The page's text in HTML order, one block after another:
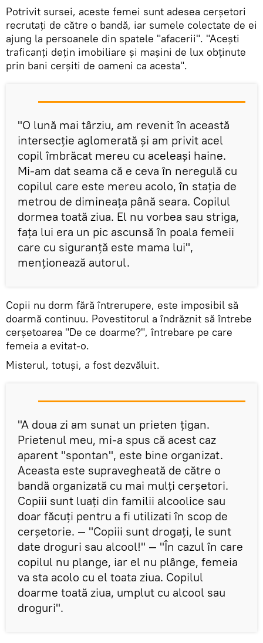
Potrivit sursei, aceste femei sunt adesea cerșetori
recrutați de către o bandă, iar sumele colectate de ei
ajung la persoanele din spatele "afacerii". "Aceşti
traficanți deţin imobiliare şi maşini de lux obţinute
prin bani cerşiti de oameni ca acesta".
"O lună mai târziu, am revenit în această
intersecție aglomerată și am privit acel
copil îmbrăcat mereu cu aceleași haine.
Mi-am dat seama că e ceva în neregulă cu
copilul care este mereu acolo, în stația de
metrou de dimineața până seara. Copilul
dormea ​​toată ziua. El nu vorbea sau striga,
fața lui era un pic ascunsă în poala femeii
care cu siguranță este mama lui",
menţionează autorul.
Copii nu dorm fără întrerupere, este imposibil să
doarmă continuu. Povestitorul a îndrăznit să întrebe
cerşetoarea "De ce doarme?", întrebare pe care
femeia a evitat-o.
Misterul, totuşi, a fost dezvăluit.
"A doua zi am sunat un prieten țigan.
Prietenul meu, mi-a spus că acest caz
aparent "spontan", este bine organizat.
Aceasta este supravegheată de către o
bandă organizată cu mai mulţi cerşetori.
Copiii sunt luaţi din familii alcoolice sau
doar făcuţi pentru a fi utilizati în scop de
cerșetorie. — "Copiii sunt drogaţi, le sunt
date droguri sau alcool!" — "În cazul în care
copilul nu plange, iar el nu plânge, femeia
va sta acolo cu el toata ziua. Copilul
doarme toată ziua, umplut cu alcool sau
droguri".